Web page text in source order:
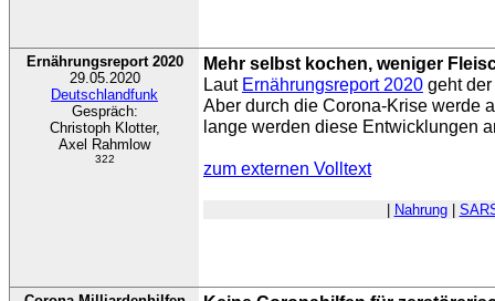
Ernährungsreport 2020
29.05.2020
Deutschlandfunk
Gespräch:
Christoph Klotter,
Axel Rahmlow
322
Mehr selbst kochen, weniger
Laut Ernährungsreport 2020 geht
Aber durch die Corona-Krise werde
lange werden diese Entwicklungen
zum externen Volltext
Nahrung|